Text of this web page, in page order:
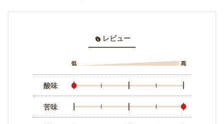
レビュー
酸味
苦味